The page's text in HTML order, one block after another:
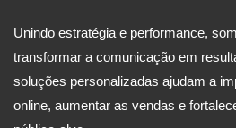
Unindo estratégia e performance,
transformar a comunicação em
soluções personalizadas ajudam a
online, aumentar as vendas e